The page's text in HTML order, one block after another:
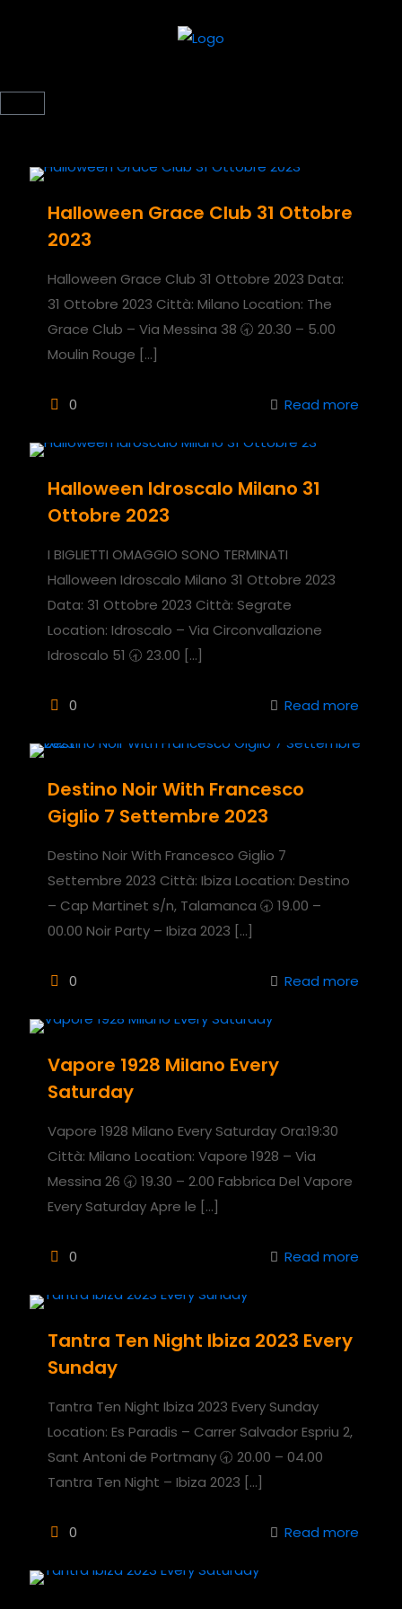
Halloween Grace Club 31 Ottobre
2023
Halloween Grace Club 31 Ottobre 2023 Data:
31 Ottobre 2023 Città: Milano Location: The
Grace Club – Via Messina 38 🕣 20.30 – 5.00
Moulin Rouge […]
0 Read more
Halloween Idroscalo Milano 31
Ottobre 2023
I BIGLIETTI OMAGGIO SONO TERMINATI
Halloween Idroscalo Milano 31 Ottobre 2023
Data: 31 Ottobre 2023 Città: Segrate
Location: Idroscalo – Via Circonvallazione
Idroscalo 51 🕣 23.00 […]
0 Read more
Destino Noir With Francesco
Giglio 7 Settembre 2023
Destino Noir With Francesco Giglio 7
Settembre 2023 Città: Ibiza Location: Destino
– Cap Martinet s/n, Talamanca 🕣 19.00 –
00.00 Noir Party – Ibiza 2023 […]
0 Read more
Vapore 1928 Milano Every
Saturday
Vapore 1928 Milano Every Saturday Ora:19:30
Città: Milano Location: Vapore 1928 – Via
Messina 26 🕣 19.30 – 2.00 Fabbrica Del Vapore
Every Saturday Apre le […]
0 Read more
Tantra Ten Night Ibiza 2023 Every
Sunday
Tantra Ten Night Ibiza 2023 Every Sunday
Location: Es Paradis – Carrer Salvador Espriu 2,
Sant Antoni de Portmany 🕣 20.00 – 04.00
Tantra Ten Night – Ibiza 2023 […]
0 Read more